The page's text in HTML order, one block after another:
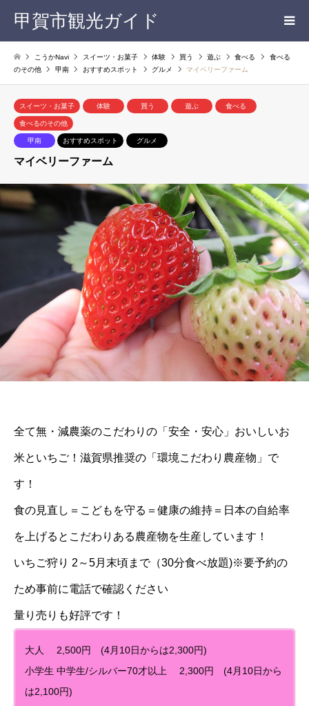
甲賀市観光ガイド
こうかNavi スイーツ・お菓子 体験 買う 遊ぶ 食べる
食べる
のその他
甲南 おすすめスポット グルメ マイベリーファーム
スイーツ・お菓子 体験 買う 遊ぶ 食べる
食べるのその他
甲南 おすすめスポット グルメ
マイベリーファーム
全て無・減農薬のこだわりの「安全・安心」おいしいお
米といちご！滋賀県推奨の「環境こだわり農産物」で
す！
食の見直し＝こどもを守る＝健康の維持＝日本の自給率
を上げるとこだわりある農産物を生産しています！
いちご狩り 2～5月末頃まで（30分食べ放題)※要予約の
ため事前に電話で確認ください
量り売りも好評です！
大人 2,500円 (4月10日からは2,300円)
小学生 中学生/シルバー70才以上 2,300円 (4月10日から
は2,100円)